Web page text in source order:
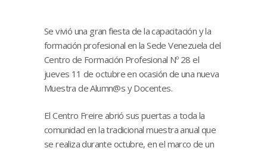
Se vivió una gran fiesta de la capacitación y la
formación profesional en la Sede Venezuela del
Centro de Formación Profesional Nº 28 el
jueves 11 de octubre en ocasión de una nueva
Muestra de Alumn@s y Docentes.
El Centro Freire abrió sus puertas a toda la
comunidad en la tradicional muestra anual que
se realiza durante octubre, en el marco de un